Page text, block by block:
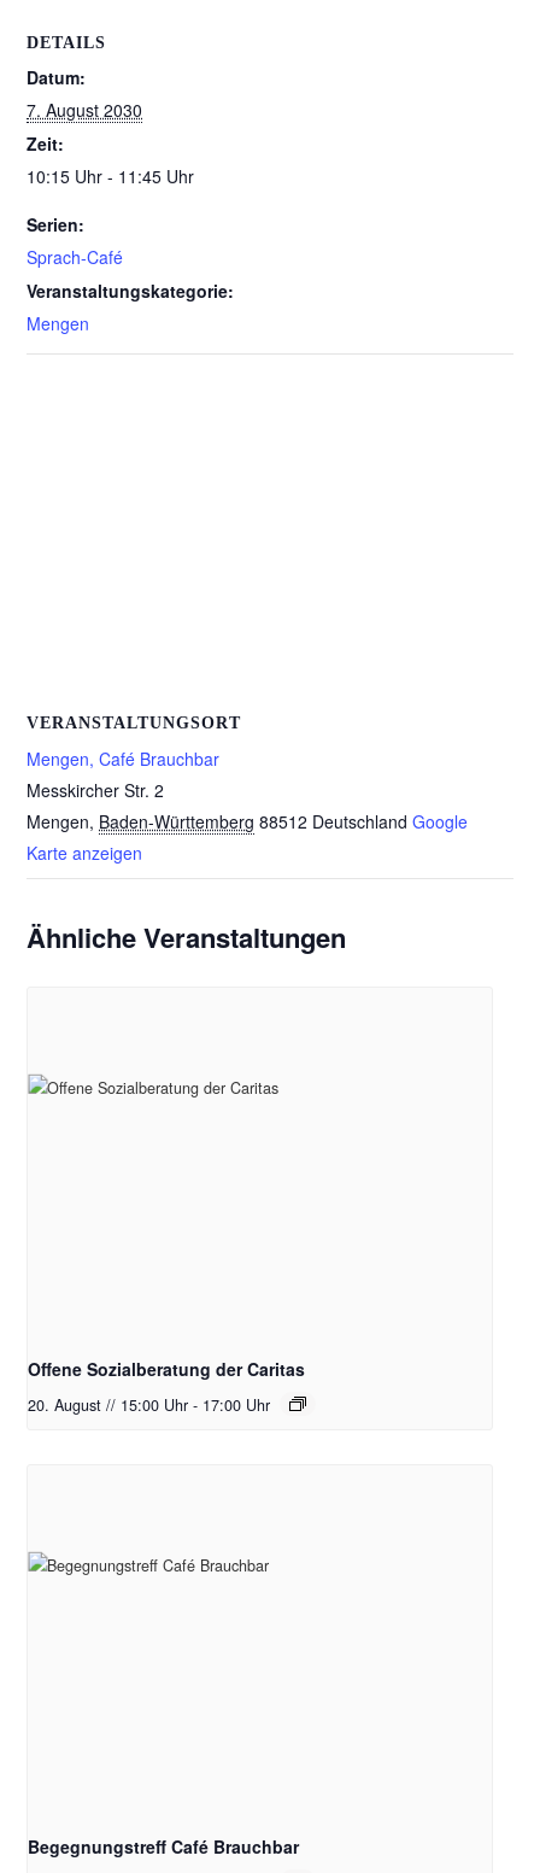
DETAILS
Datum:
7. August 2030
Zeit:
10:15 Uhr - 11:45 Uhr
Serien:
Sprach-Café
Veranstaltungskategorie:
Mengen
VERANSTALTUNGSORT
Mengen, Café Brauchbar
Messkircher Str. 2
Mengen, Baden-Württemberg 88512 Deutschland Google
Karte anzeigen
Ähnliche Veranstaltungen
Offene Sozialberatung der Caritas
20. August // 15:00 Uhr - 17:00 Uhr
Begegnungstreff Café Brauchbar